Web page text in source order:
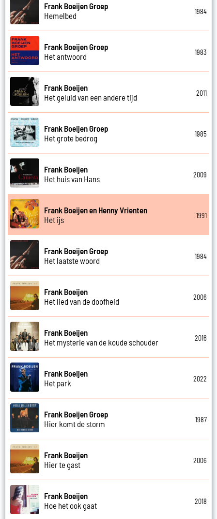
Frank Boeijen Groep
Hemelbed
1984
Frank Boeijen Groep
Het antwoord
1983
Frank Boeijen
Het geluid van een andere tijd
2011
Frank Boeijen Groep
Het grote bedrog
1985
Frank Boeijen
Het huis van Hans
2009
Frank Boeijen en Henny Vrienten
Het ijs
1991
Frank Boeijen Groep
Het laatste woord
1984
Frank Boeijen
Het lied van de doofheid
2006
Frank Boeijen
Het mysterie van de koude schouder
2016
Frank Boeijen
Het park
2022
Frank Boeijen Groep
Hier komt de storm
1987
Frank Boeijen
Hier te gast
2006
Frank Boeijen
Hoe het ook gaat
2018